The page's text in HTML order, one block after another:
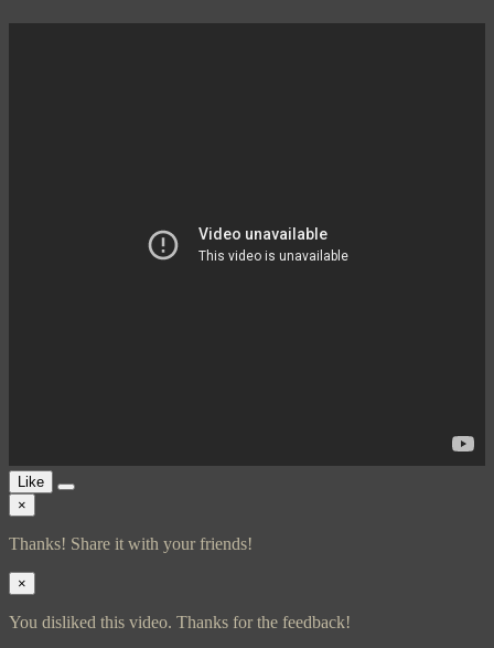
Like
×
Thanks! Share it with your friends!
×
You disliked this video. Thanks for the feedback!